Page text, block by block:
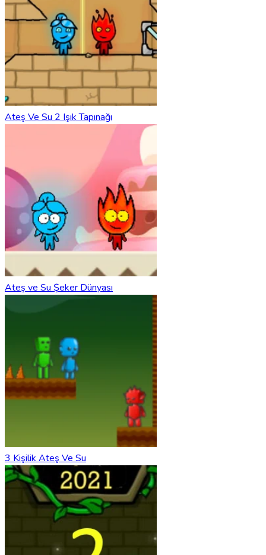
Ateş Ve Su 2 Işık Tapınağı
Ateş ve Su Şeker Dünyası
3 Kişilik Ateş Ve Su